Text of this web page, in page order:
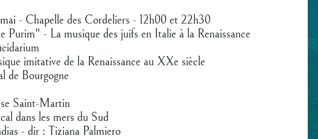
- Chapelle des Cordeliers - 12h00 et 22h30
Purim" - La musique des juifs en Italie à la Renaissance
imitative de la Renaissance au XXe siècle
de Bourgogne
Saint-Martin
dans les mers du Sud
- dir : Tiziana Palmiero